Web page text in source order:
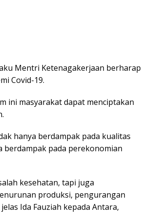
Mentri Ketenagakerjaan berharap
Covid-19.
ini masyarakat dapat menciptakan
hanya berdampak pada kualitas
berdampak pada perekonomian
kesehatan, tapi juga
produksi, pengurangan
Ida Fauziah kepada Antara,